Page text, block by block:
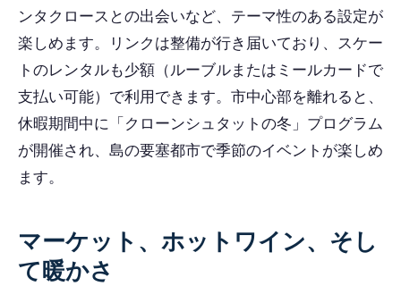
ンタクロースとの出会いなど、テーマ性のある設定が
楽しめます。リンクは整備が行き届いており、スケー
トのレンタルも少額（ルーブルまたはミールカードで
支払い可能）で利用できます。市中心部を離れると、
休暇期間中に「クローンシュタットの冬」プログラム
が開催され、島の要塞都市で季節のイベントが楽しめ
ます。
マーケット、ホットワイン、そし
て暖かさ